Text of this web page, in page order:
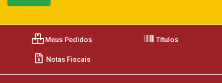
Meus Pedidos Títulos
Notas Fiscais